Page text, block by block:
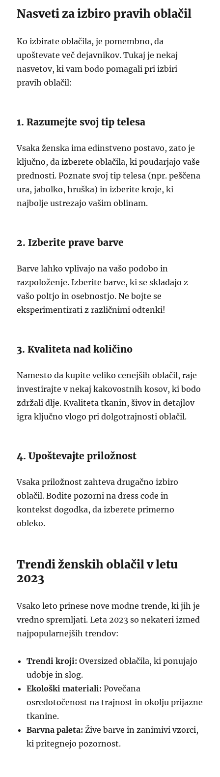
Nasveti za izbiro pravih oblačil
Ko izbirate oblačila, je pomembno, da
upoštevate več dejavnikov. Tukaj je nekaj
nasvetov, ki vam bodo pomagali pri izbiri
pravih oblačil:
1. Razumejte svoj tip telesa
Vsaka ženska ima edinstveno postavo, zato je
ključno, da izberete oblačila, ki poudarjajo vaše
prednosti. Poznate svoj tip telesa (npr. peščena
ura, jabolko, hruška) in izberite kroje, ki
najbolje ustrezajo vašim oblinam.
2. Izberite prave barve
Barve lahko vplivajo na vašo podobo in
razpoloženje. Izberite barve, ki se skladajo z
vašo poltjo in osebnostjo. Ne bojte se
eksperimentirati z različnimi odtenki!
3. Kvaliteta nad količino
Namesto da kupite veliko cenejših oblačil, raje
investirajte v nekaj kakovostnih kosov, ki bodo
zdržali dlje. Kvaliteta tkanin, šivov in detajlov
igra ključno vlogo pri dolgotrajnosti oblačil.
4. Upoštevajte priložnost
Vsaka priložnost zahteva drugačno izbiro
oblačil. Bodite pozorni na dress code in
kontekst dogodka, da izberete primerno
obleko.
Trendi ženskih oblačil v letu
2023
Vsako leto prinese nove modne trende, ki jih je
vredno spremljati. Leta 2023 so nekateri izmed
najpopularnejših trendov:
Trendi kroji: Oversized oblačila, ki ponujajo
udobje in slog.
Ekološki materiali: Povečana
osredotočenost na trajnost in okolju prijazne
tkanine.
Barvna paleta: Žive barve in zanimivi vzorci,
ki pritegnejo pozornost.